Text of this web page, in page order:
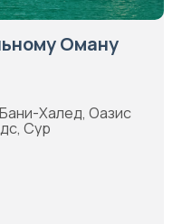
Оману
Халед, Оазис
Сур